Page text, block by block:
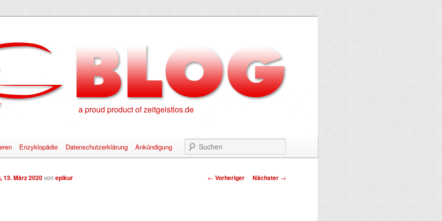
a proud product of zeitgeistlos.de
springen
springen
Enzyklopädie Datenschutzerklärung Ankündigung
Beitragsnavigation
← Vorheriger Nächster →
13. März 2020von epikur